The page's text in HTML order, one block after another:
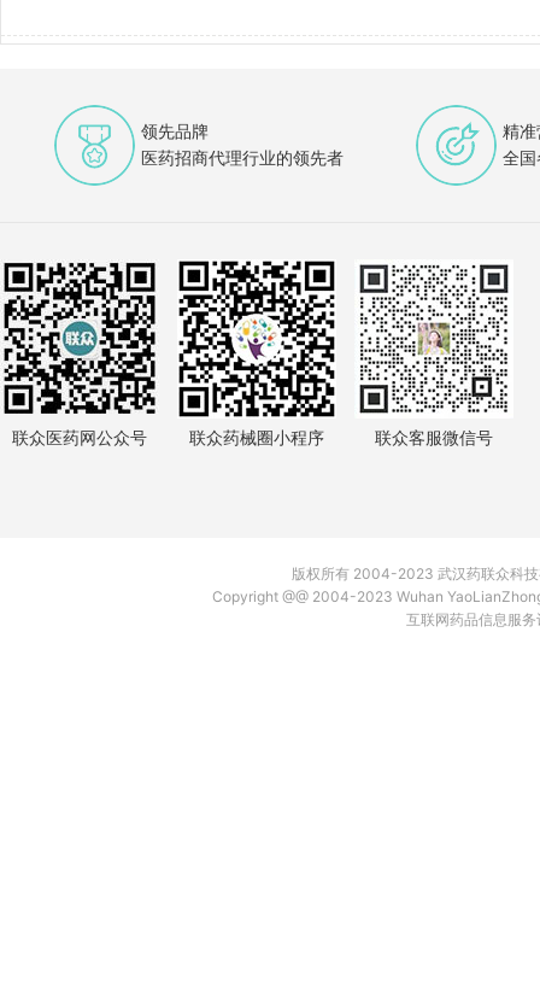
领先品牌
医药招商代理行业的领先者
精
全
联众医药网公众号 联众药械圈小程序 联众客服微信号
版权所有 2004-2023 武汉药联众科
Copyright @@ 2004-2023 Wuhan
互联网药品信息服